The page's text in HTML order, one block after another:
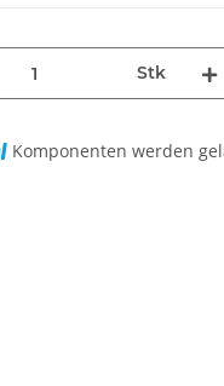
Stk
Komponenten werden